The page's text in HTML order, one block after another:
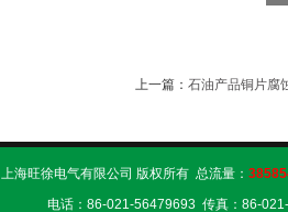
上一篇： 石油产品铜片腐
上海旺徐电气有限公司 版权所有 总流量：
电话：86-021-56479693 传真：86-